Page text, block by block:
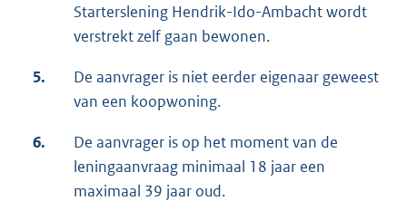
Starterslening Hendrik-Ido-Ambacht wordt
verstrekt zelf gaan bewonen.
5.
De aanvrager is niet eerder eigenaar geweest
van een koopwoning.
6.
De aanvrager is op het moment van de
leningaanvraag minimaal 18 jaar een
maximaal 39 jaar oud.